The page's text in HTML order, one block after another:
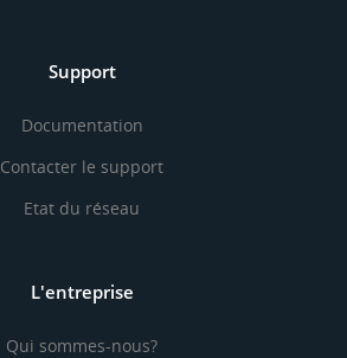
Support
Documentation
Contacter le support
Etat du réseau
L'entreprise
Qui sommes-nous?